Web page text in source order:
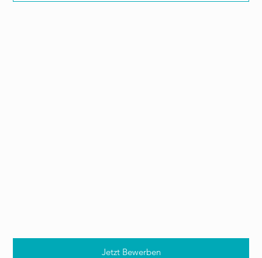
Jetzt Bewerben